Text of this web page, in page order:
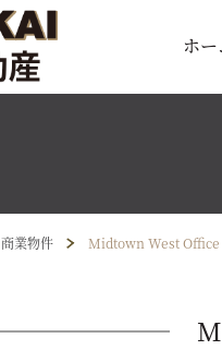
ホー
商業物件 Midtown West Office